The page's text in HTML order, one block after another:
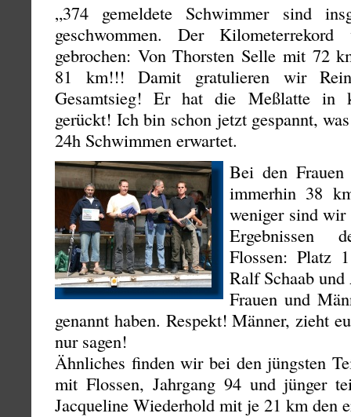
„374 gemeldete Schwimmer sind
geschwommen. Der
gebrochen: Von Thorsten Selle mit 72
81 km!!! Damit gratulieren wir
Gesamtsieg! Er hat die Meßlatte in
gerückt! Ich bin schon jetzt gespannt,
24h Schwimmen erwartet.
Bei den
immerhin 38
weniger sind wir
Ergebnissen
Flossen: Platz
Ralf Schaab
Frauen und
genannt haben. Respekt! Männer, zieht
nur sagen!
Ähnliches finden wir bei den jüngsten
mit Flossen, Jahrgang 94 und jünger
Jacqueline Wiederhold mit je 21 km den